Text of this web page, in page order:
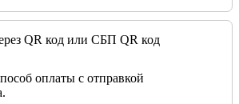
QR код или СБП QR код
оплаты с отправкой